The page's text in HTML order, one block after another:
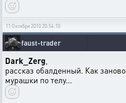
11 Октября 2010 20:54:10
faust-trader
Dark_Zerg
рассказ обалденный. Как
мурашки по телу...